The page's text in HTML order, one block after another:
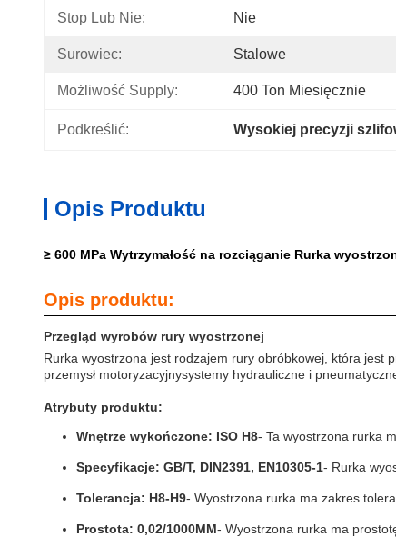
Stop Lub Nie: Nie
Surowiec: Stalowe
Możliwość Supply: 400 Ton Miesięcznie
Podkreślić: Wysokiej precyzji
Opis Produktu
≥ 600 MPa Wytrzymałość na rozciąganie Rurka
Opis produktu:
Przegląd wyrobów rury wyostrzonej
Rurka wyostrzona jest rodzajem rury obróbkowej, która jest
przemysł motoryzacyjnysystemy hydrauliczne i
Atrybuty produktu:
Wnętrze wykończone: ISO H8- Ta wyostrzona rurka
Specyfikacje: GB/T, DIN2391, EN10305-1- Rurka
Tolerancja: H8-H9- Wyostrzona rurka ma zakres
Prostota: 0,02/1000MM- Wyostrzona rurka ma